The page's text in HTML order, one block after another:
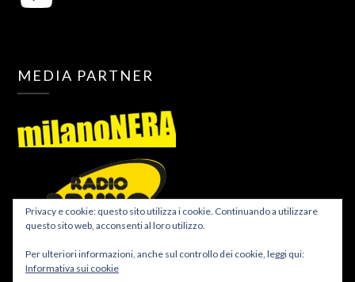
MEDIA PARTNER
Privacy e cookie: questo sito utilizza i cookie. Continuando a utilizzare
questo sito web, acconsenti al loro utilizzo.
Per ulteriori informazioni, anche sul controllo dei cookie, leggi qui:
Informativa sui cookie